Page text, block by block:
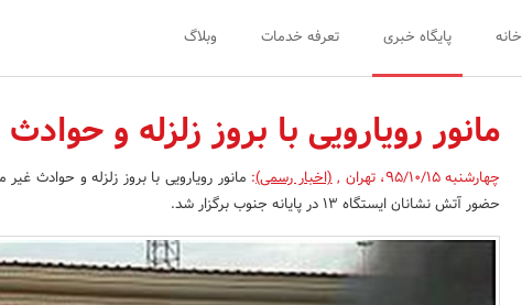
خانه پایگاه خبری تعرفه خدمات وبلاگ
مانور رویارویی با بروز زلزله و
چهارشنبه 95/10/15 ،تهران ,(اخبار رسمی): مانور رویارویی با بروز زلزله و حوادث
حضور آتش نشانان ایستگاه 13 در پایانه جنوب برگزار شد.